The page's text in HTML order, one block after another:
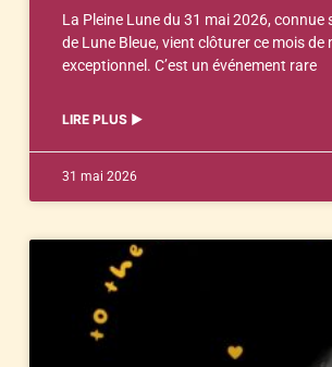
La Pleine Lune du 31 mai 2026, connue
de Lune Bleue, vient clôturer ce mois de
exceptionnel. C’est un événement rare
LIRE PLUS ▶︎
31 mai 2026